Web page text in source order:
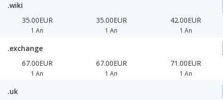
.wiki
35.00EUR
1 An
35.00EUR
1 An
42.00EUR
1 An
.exchange
67.00EUR
1 An
67.00EUR
1 An
71.00EUR
1 An
.uk